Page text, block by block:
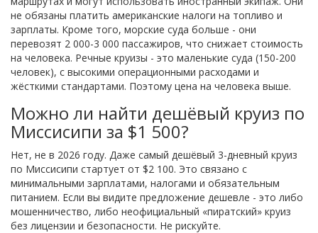
не обязаны платить американские налоги на топливо и
зарплаты. Кроме того, морские суда больше - они
перевозят 2 000-3 000 пассажиров, что снижает стоимость
на человека. Речные круизы - это маленькие суда (150-200
человек), с высокими операционными расходами и
жёсткими стандартами. Поэтому цена на человека выше.
Можно ли найти дешёвый круиз по
Миссисипи за $1 500?
Нет, не в 2026 году. Даже самый дешёвый 3-дневный круиз
по Миссисипи стартует от $2 100. Это связано с
минимальными зарплатами, налогами и обязательным
питанием. Если вы видите предложение дешевле - это либо
мошенничество, либо неофициальный «пиратский» круиз
без лицензии и безопасности. Не рискуйте.